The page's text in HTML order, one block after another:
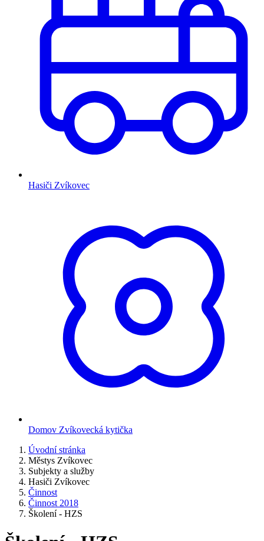
Hasiči Zvíkovec
Domov Zvíkovecká kytička
Úvodní stránka
Městys Zvíkovec
Subjekty a služby
Hasiči Zvíkovec
Činnost
Činnost 2018
Školení - HZS